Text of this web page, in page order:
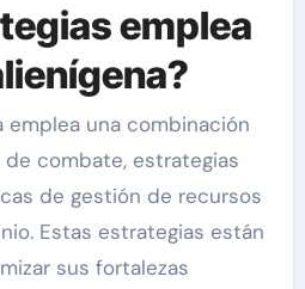
emplea
emplea una combinación
combate, estrategias
de gestión de recursos
Estas estrategias están
sus fortalezas